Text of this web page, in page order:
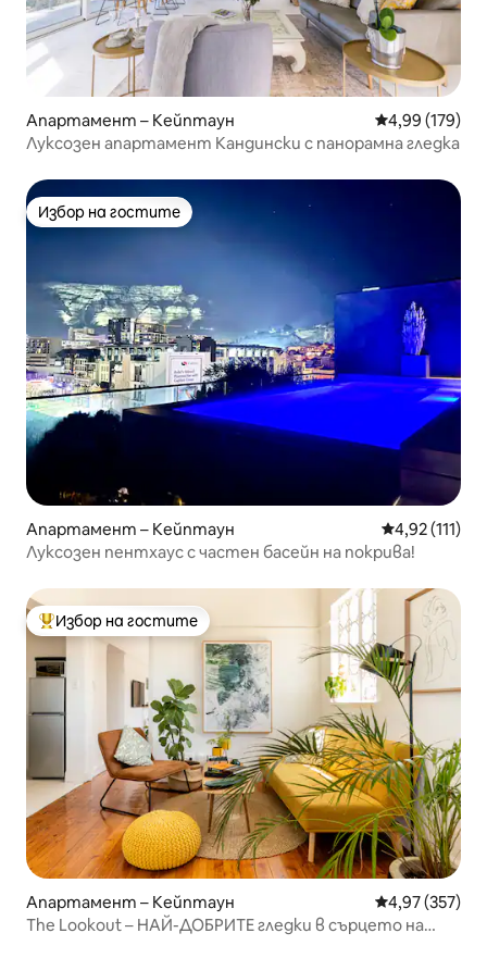
Апартамент – Кейптаун Средна
4,99 (179)
Луксозен апартамент Кандински с панорамна гледка
Избор на гостите
Избор на гостите
Апартамент – Кейптаун Средна
4,92 (111)
Луксозен пентхаус с частен басейн на покрива!
Най-популярен избор на гостите
Избор на гостите
Апартамент – Кейптаун Средна
4,97 (357)
The Lookout – НАЙ-ДОБРИТЕ гледки в сърцето на